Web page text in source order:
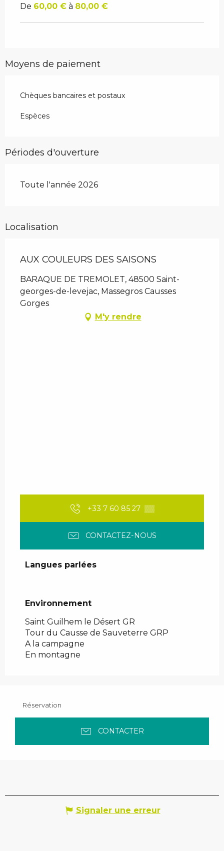
De 60,00 € à 80,00 €
Moyens de paiement
Chèques bancaires et postaux
Espèces
Périodes d'ouverture
Toute l'année 2026
Localisation
AUX COULEURS DES SAISONS
BARAQUE DE TREMOLET, 48500 Saint-
georges-de-levejac, Massegros Causses
Gorges
M'y rendre
+33 7 60 85 27 ▒▒
CONTACTEZ-NOUS
Langues parlées
Langues parlées
Environnement
Environnement
Saint Guilhem le Désert GR
Tour du Causse de Sauveterre GRP
A la campagne
En montagne
Réservation
CONTACTER
Signaler une erreur